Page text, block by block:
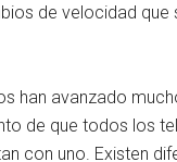
de velocidad que
han avanzado
de que todos los
con uno. Existen